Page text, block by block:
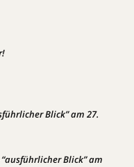
Blick” am 27.
Blick” am